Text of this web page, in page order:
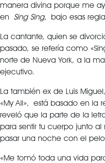
manera divina porque me
en Sing Sing, bajo esas
La cantante, quien se
pasado, se refería como
norte de Nueva York, a la
ejecutivo.
La también ex de Luis
«My All», está basado en la
reveló que la parte de la
para sentir tu cuerpo junto
pasar una noche con el
«Me tomó toda una vida